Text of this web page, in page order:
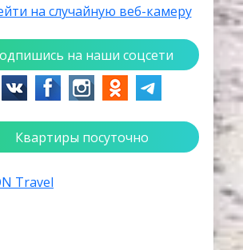
на случайную веб-камеру
на наши соцсети
Квартиры посуточно